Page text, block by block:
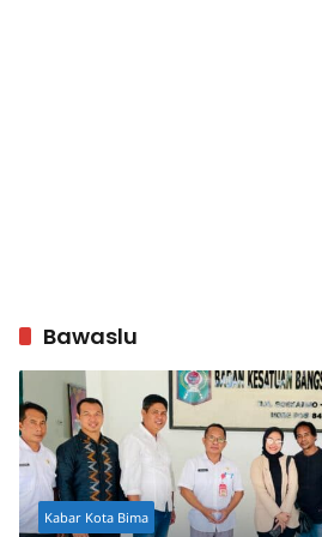
Bawaslu
Kabar Kota Bima